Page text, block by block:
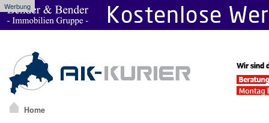
Werbung
Home